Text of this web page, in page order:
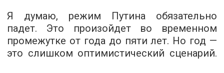
Я думаю, режим Путина обязательно
падет. Это произойдет во временном
промежутке от года до пяти лет. Но год —
это слишком оптимистический сценарий.